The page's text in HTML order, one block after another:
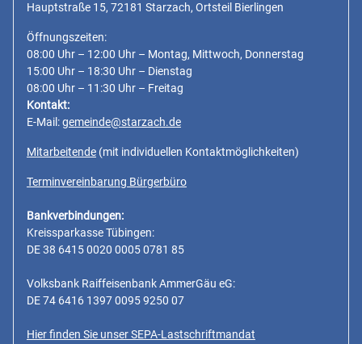
Hauptstraße 15, 72181 Starzach, Ortsteil Bierlingen
Öffnungszeiten:
08:00 Uhr – 12:00 Uhr – Montag, Mittwoch, Donnerstag
15:00 Uhr – 18:30 Uhr – Dienstag
08:00 Uhr – 11:30 Uhr – Freitag
Kontakt:
E-Mail:gemeinde@starzach.de
Mitarbeitende (mit individuellen Kontaktmöglichkeiten)
Terminvereinbarung Bürgerbüro
Bankverbindungen:
Kreissparkasse Tübingen:
DE 38 6415 0020 0005 0781 85
Volksbank Raiffeisenbank AmmerGäu eG:
DE 74 6416 1397 0095 9250 07
Hier finden Sie unser SEPA-Lastschriftmandat